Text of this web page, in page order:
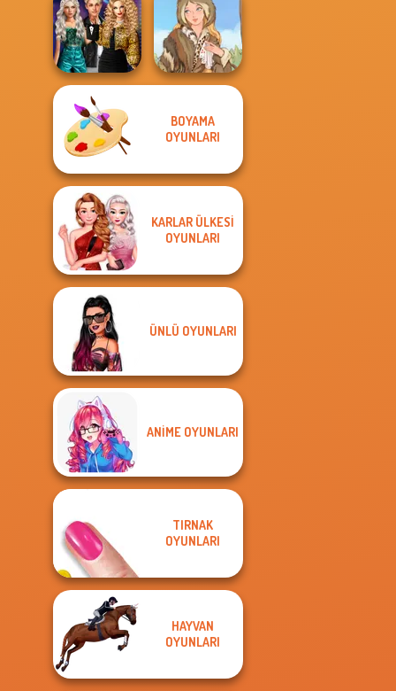
Billie's Weekly
Planner
Fashion Wars
Monochrome Vs
Rai...
Party Crashers
Ex-Boyfriend
Ed...
BOYAMA
OYUNLARI
KARLAR ÜLKESI
OYUNLARI
ÜNLÜ OYUNLARI
ANIME OYUNLARI
TIRNAK
OYUNLARI
HAYVAN
OYUNLARI